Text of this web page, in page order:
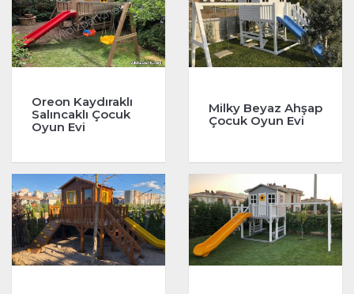
Oreon Kaydıraklı
Salıncaklı Çocuk
Oyun Evi
Milky Beyaz Ahşap
Çocuk Oyun Evi